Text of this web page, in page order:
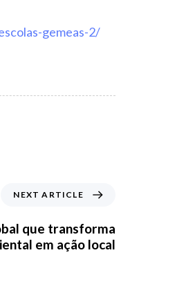
gemeas-2/
NEXT ARTICLE
que transforma
em ação local